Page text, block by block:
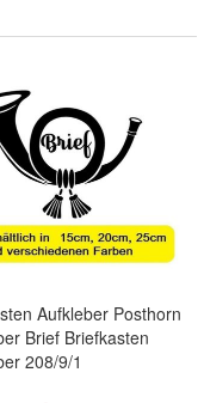
Aufkleber Posthorn
Brief Briefkasten
208/9/1